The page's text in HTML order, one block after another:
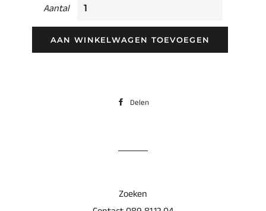
Aantal
AAN WINKELWAGEN TOEVOEGEN
Delen
Zoeken